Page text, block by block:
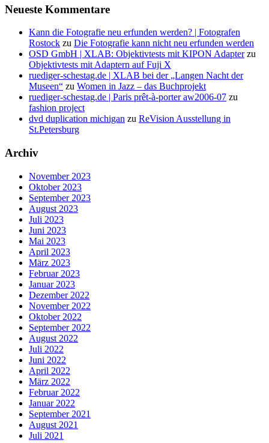
Neueste Kommentare
Kann die Fotografie neu erfunden werden? | Fotografen
Rostock zu Die Fotografie kann nicht neu erfunden werden
OSD GmbH | XLAB: Objektivtests mit KIPON Adapterzu
Objektivtests mit Adaptern auf Fuji X
ruediger-schestag.de | XLAB bei der „Langen Nacht der
Museen“ zu Women in Jazz – das Buchprojekt
ruediger-schestag.de | Paris prêt-à-porter aw2006-07 zu
fashion project
dvd duplication michigan zu ReVision Ausstellung in
St.Petersburg
Archiv
November 2023
Oktober 2023
September 2023
August 2023
Juli 2023
Juni 2023
Mai 2023
April 2023
März 2023
Februar 2023
Januar 2023
Dezember 2022
November 2022
Oktober 2022
September 2022
August 2022
Juli 2022
Juni 2022
April 2022
März 2022
Februar 2022
Januar 2022
September 2021
August 2021
Juli 2021